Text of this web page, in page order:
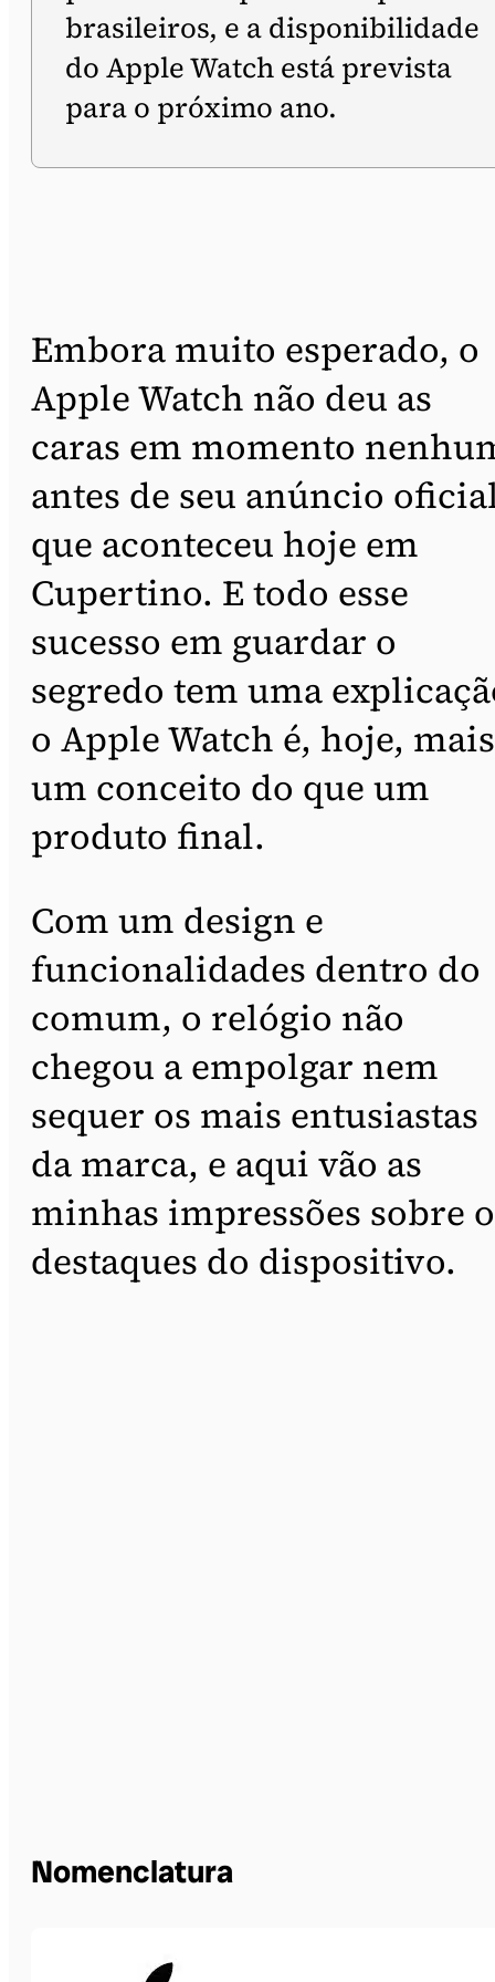
brasileiros, e a disponibilidade
do Apple Watch está prevista
para o próximo ano.
Embora muito esperado, o
Apple Watch não deu as
caras em momento
antes de seu anúncio
que aconteceu hoje em
Cupertino. E todo esse
sucesso em guardar o
segredo tem uma
o Apple Watch é, hoje, mais
um conceito do que um
produto final.
Com um design e
funcionalidades dentro do
comum, o relógio não
chegou a empolgar nem
sequer os mais entusiastas
da marca, e aqui vão as
minhas impressões sobre
destaques do dispositivo.
Nomenclatura